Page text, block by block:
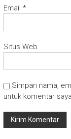
Email *
Situs Web
Simpan nama,
untuk komentar